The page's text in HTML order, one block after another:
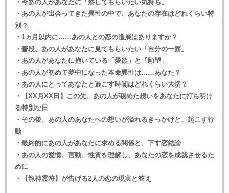
・今あの人があなたに「察してもらいたい気持ち」
・あの人が出会ってきた異性の中で、あなたの存在はどれくらい特
別？
・1ヵ月以内に……あの人との恋の進展はありますか？
・普段、あの人があなたに見てもらいたい「自分の一面」
・あの人があなたに抱いている「愛欲」と「願望」
・あの人が初めて夢中になった本命異性は……あなた？
・あの人にとってあなたと過ごす時間はどれくらい大切？
・【XX月XX日】この先、あの人が秘めた想いをあなたに打ち明け
る特別な日
・その後、あの人のあなたへの想いが溢れるきっかけと、起こす行
動
・最終的にあの人があなたに求める関係と、下す恋結論
・あの人の愛情、言動、性質を理解し、あなたの恋を成就させるた
めに
・【龍神霊符】が告げる2人の恋の現実と答え